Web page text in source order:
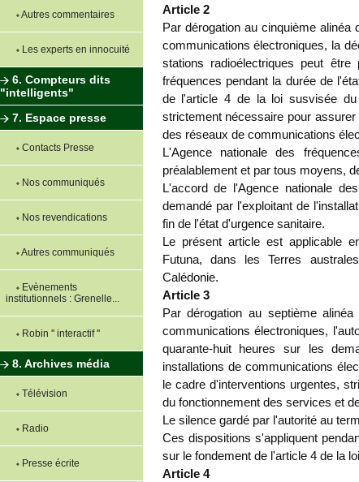
Autres commentaires
Les experts en innocuité
6. Compteurs dits
"intelligents"
7. Espace presse
Contacts Presse
Nos communiqués
Nos revendications
Autres communiqués
Evènements
institutionnels : Grenelle...
Robin '' interactif ''
8. Archives média
Télévision
Radio
Presse écrite
Article 2
Par dérogation au cinquième
communications électroniques, la
stations radioélectriques peut
fréquences pendant la durée de
de l'article 4 de la loi susvisée
strictement nécessaire pour
des réseaux de communications
L'Agence nationale des
préalablement et par tous moyens,
L'accord de l'Agence nationale
demandé par l'exploitant de
fin de l'état d'urgence sanitaire.
Le présent article est applicable
Futuna, dans les Terres
Calédonie.
Article 3
Par dérogation au septième
communications électroniques,
quarante-huit heures sur les
installations de communications
le cadre d'interventions urgentes,
du fonctionnement des services et
Le silence gardé par l'autorité au
Ces dispositions s'appliquent
sur le fondement de l'article 4 de la
Article 4